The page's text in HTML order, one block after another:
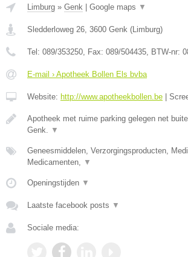
Limburg » Genk | Google maps ▼
Sledderloweg 26 3600 Genk (Limburg)
Tel: 089/353250 , Fax: 089/504435 , BTW-nr:
E-mail › Apotheek Bollen Els bvba
Website: http://www.apotheekbollen.be |
Apotheek met ruime parking gelegen net
Genk.
▼
Geneesmiddelen, Verzorgingsproducten,
Medicamenten,
▼
Openingstijden ▼
Laatste facebook posts ▼
Sociale media: